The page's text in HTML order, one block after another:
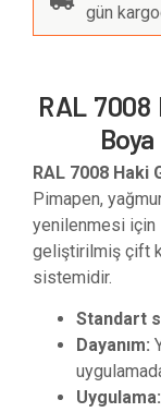
gün
RAL 7008
RAL 7008 Haki
Pimapen,
yenilenmesi için
geliştirilmiş çift
sistemidir.
Standart
Dayanım:
Uygulama: